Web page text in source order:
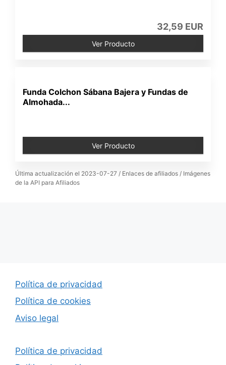
32,59 EUR
Ver Producto
Funda Colchon Sábana Bajera y Fundas de
Almohada...
Ver Producto
Última actualización el 2023-07-27 / Enlaces de afiliados / Imágenes
de la API para Afiliados
Política de privacidad
Política de cookies
Aviso legal
Política de privacidad